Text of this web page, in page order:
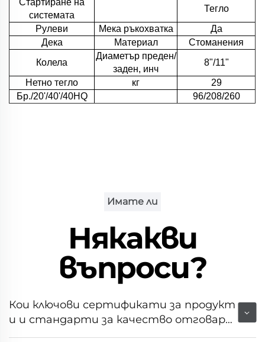
Стартиране на
системата
Тегло
Рулеви
Мека ръкохватка
Да
Дека
Материал
Стоманения
Колела
Диаметър преден/
заден, инч
8"/11"
Нетно тегло
кг
29
Бр./20'/40'/40HQ
96/208/260
Имате ли
Някакви
въпроси?
Кои ключови сертификати за продукт
и и стандарти за качество отговаря
т на това оборудване?